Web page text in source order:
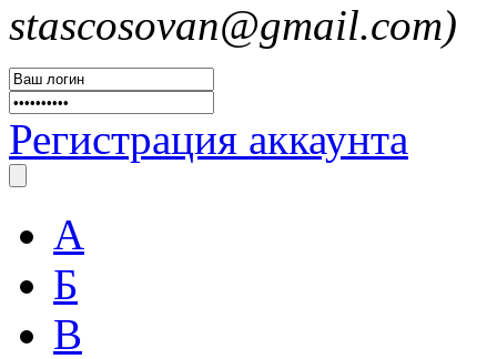
stascosovan@gmail.com)
Регистрация аккаунта
А
Б
В